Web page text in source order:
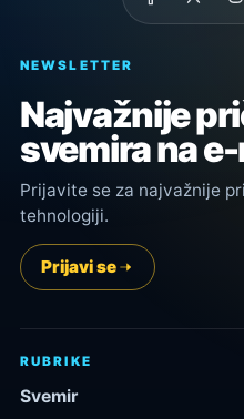
NEWSLETTER
Najvažnije
svemira na
Prijavite se za najvažnije
tehnologiji.
Prijavi se
RUBRIKE
Svemir